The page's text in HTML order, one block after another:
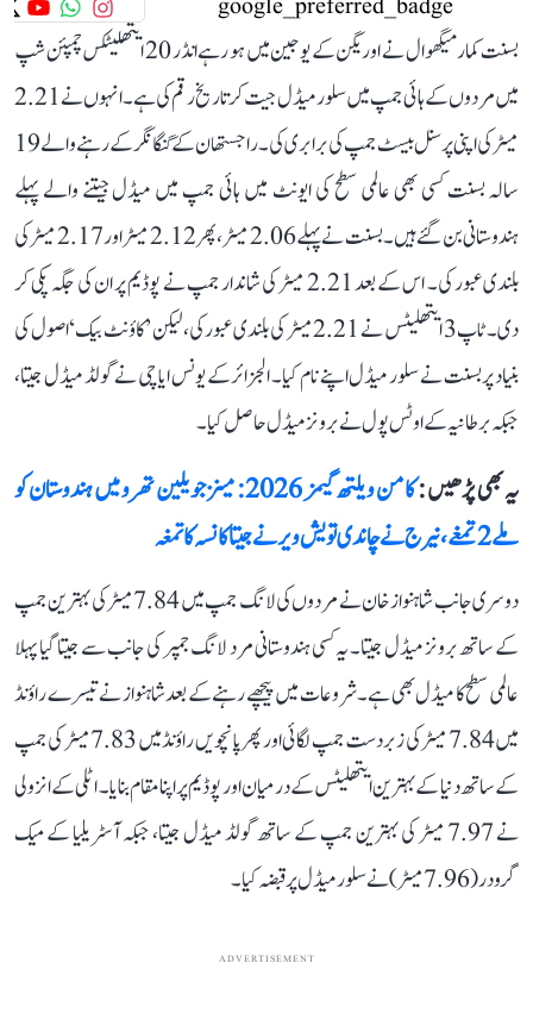
بسنت کمار میگھوال نے اوریگن کے یوجین میں ہو رہے انڈر 20 ایتھلیٹکس چمپئن شپ
میں مردوں کے ہائی جمپ میں سلور میڈل جیت کر تاریخ رقم کی ہے۔ انہوں نے 2.21
میٹر کی اپنی پرسنل بیسٹ جمپ کی برابری کی۔ راجستھان کے گنگا نگر کے رہنے والے 19
سالہ بسنت کسی بھی عالمی سطح کی ایونٹ میں ہائی جمپ میں میڈل جیتنے والے پہلے
ہندوستانی بن گئے ہیں۔ بسنت نے پہلے 2.06 میٹر، پھر 2.12 میٹر اور 2.17 میٹر کی
بلندی عبور کی۔ اس کے بعد 2.21 میٹر کی شاندار جمپ نے پوڈیم پر ان کی جگہ پکی کر
دی۔ ٹاپ 3 ایتھلیٹس نے 2.21 میٹر کی بلندی عبور کی، لیکن ’کاؤنٹ بیک‘ اصول کی
بنیاد پر بسنت نے سلور میڈل اپنے نام کیا۔ الجزائر کے یونس ایاچی نے گولڈ میڈل جیتا،
جبکہ برطانیہ کے اوٹس پول نے برونز میڈل حاصل کیا۔
یہ بھی پڑھیں :
کامن ویلتھ گیمز 2026: مینز جویلین تھرو میں ہندوستان کو
ملے 2 تمغے، نیرج نے چاندی تو یش ویر نے جیتا کانسہ کا تمغہ
دوسری جانب شاہنواز خان نے مردوں کی لانگ جمپ میں 7.84 میٹر کی بہترین جمپ
کے ساتھ برونز میڈل جیتا۔ یہ کسی ہندوستانی مرد لانگ جمپر کی جانب سے جیتا گیا پہلا
عالمی سطح کا میڈل بھی ہے۔ شروعات میں پیچھے رہنے کے بعد شاہنواز نے تیسرے راؤنڈ
میں 7.84 میٹر کی زبردست جمپ لگائی اور پھر پانچویں راؤنڈ میں 7.83 میٹر کی جمپ
کے ساتھ دنیا کے بہترین ایتھلیٹس کے درمیان اور پوڈیم پر اپنا مقام بنایا۔ اٹلی کے انزولی
نے 7.97 میٹر کی بہترین جمپ کے ساتھ گولڈ میڈل جیتا، جبکہ آسٹریلیا کے میک
گرودر (7.96 میٹر) نے سلور میڈل پر قبضہ کیا۔
ADVERTISEMENT